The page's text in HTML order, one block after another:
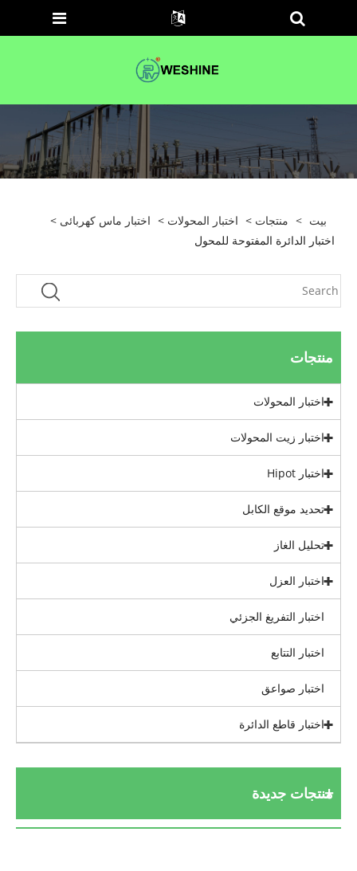
بيت > منتجات > اختبار المحولات > اختبار ماس كهربائى >
اختبار الدائرة المفتوحة للمحول
منتجات
اختبار المحولات
اختبار زيت المحولات
اختبار Hipot
تحديد موقع الكابل
تحليل الغاز
اختبار العزل
اختبار التفريغ الجزئي
اختبار التتابع
اختبار صواعق
اختبار قاطع الدائرة
منتجات جديدة